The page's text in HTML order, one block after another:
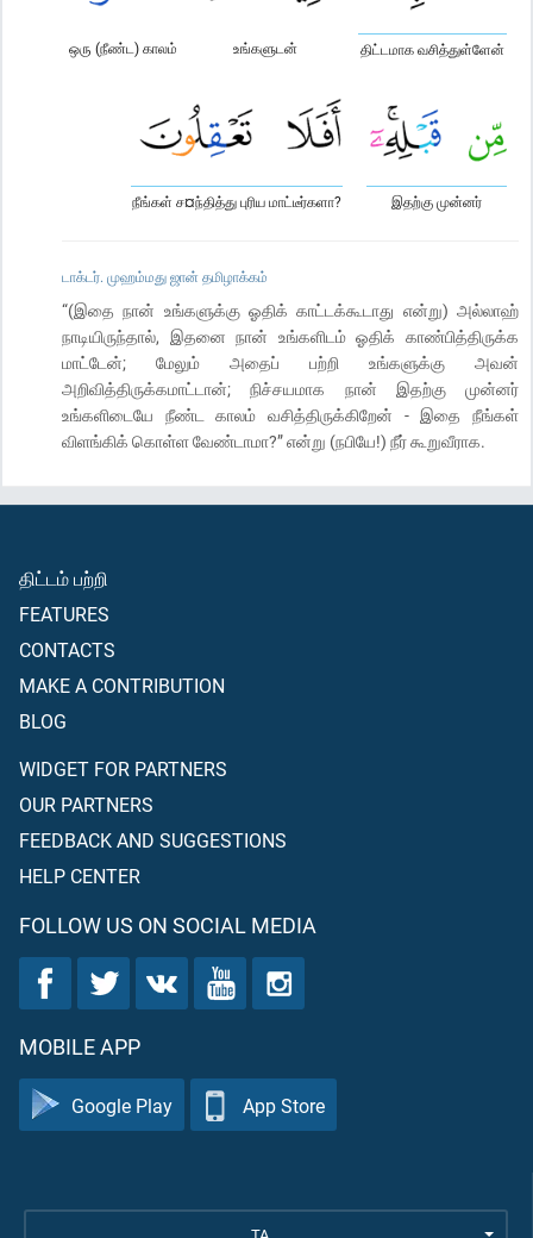
திட்டமாக வசித்துள்ளேன்
உங்களுடன்
ஒரு (நீண்ட) காலம்
இதற்கு முன்னர்
நீங்கள் ச¤ந்தித்து புரிய மாட்டீர்களா?
டாக்டர். முஹம்மது ஜான் தமிழாக்கம்
“(இதை நான் உங்களுக்கு ஓதிக் காட்டக்கூடாது என்று) அல்லாஹ்
நாடியிருந்தால், இதனை நான் உங்களிடம் ஓதிக் காண்பித்திருக்க
மாட்டேன்; மேலும் அதைப் பற்றி உங்களுக்கு அவன்
அறிவித்திருக்கமாட்டான்; நிச்சயமாக நான் இதற்கு முன்னர்
உங்களிடையே நீண்ட காலம் வசித்திருக்கிறேன் - இதை நீங்கள்
விளங்கிக் கொள்ள வேண்டாமா?” என்று (நபியே!) நீர் கூறுவீராக.
திட்டம் பற்றி
FEATURES
CONTACTS
MAKE A CONTRIBUTION
BLOG
WIDGET FOR PARTNERS
OUR PARTNERS
FEEDBACK AND SUGGESTIONS
HELP CENTER
FOLLOW US ON SOCIAL MEDIA
MOBILE APP
Google Play App Store